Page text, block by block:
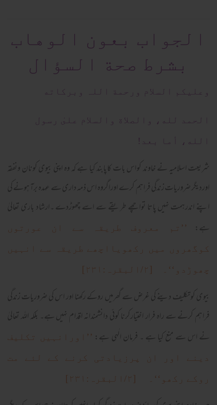
الجواب بعون الوهاب
بشرط صحة السؤال
وعلیکم السلام ورحمة اللہ وبرکاته
الحمد لله، والصلاة والسلام علىٰ رسول
الله، أما بعد!
شریعت اسلامیہ نے خاوند کواس بات کاپابند کیا ہے کہ وہ اپنی بیوی کونان ونفقہ
اوردیگر ضروریات زندگی فراہم کرے اوراگروہ اس ذمہ داری سے عہدہ برآ ہونے کی
اپنے اندرہمت نہیں پاتا تواچھے طریقے سے اسے چھوڑدے ۔ارشاد باری تعالیٰ
ہے:
’’تم معروف طریقہ سے ان عورتوں
کوگھروں میں رکھویااچھے طریقہ سے انہیں
چھوڑدو‘‘۔ [۲/البقرہ:۲۳۱]
بیوی کوتکلیف دینے کی غرض سے گھرمیں روکے رکھنا اور اس کی ضروریات زندگی
فراہم کرنے سے راہ فرار اختیارکرنا کوئی دانشمندانہ اقدام نہیں ہے۔ بلکہ اللہ تعالیٰ
نے اس سے منع کیا ہے ۔ فرمان الٰہی ہے: ’’اورانہیں تکلیف
دینے اور ان پرزیادتی کرنے کے لئے مت
روکے رکھو‘‘۔ [۲/البقرہ:۲۳۱]